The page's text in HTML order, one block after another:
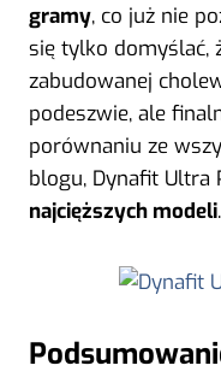
gramy, co już nie
się tylko domyślać,
zabudowanej
podeszwie, ale
porównaniu ze
blogu, Dynafit Ultra
najcięższych modeli.